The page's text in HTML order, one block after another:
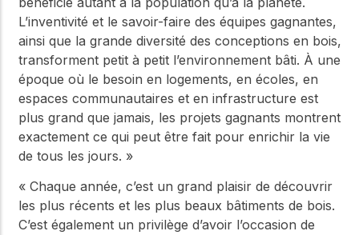
L’inventivité et le savoir-faire des équipes gagnantes,
ainsi que la grande diversité des conceptions en bois,
transforment petit à petit l’environnement bâti. À une
époque où le besoin en logements, en écoles, en
espaces communautaires et en infrastructure est
plus grand que jamais, les projets gagnants montrent
exactement ce qui peut être fait pour enrichir la vie
de tous les jours. »
« Chaque année, c’est un grand plaisir de découvrir
les plus récents et les plus beaux bâtiments de bois.
C’est également un privilège d’avoir l’occasion de